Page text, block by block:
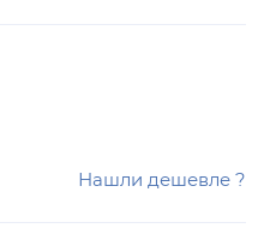
Нашли дешевле ?